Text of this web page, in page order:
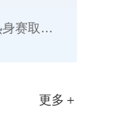
中国U18男篮击败加拿大球队 热身赛取得三连胜
更多＋